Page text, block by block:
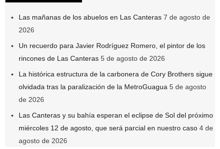
Las mañanas de los abuelos en Las Canteras 7 de agosto de
2026
Un recuerdo para Javier Rodríguez Romero, el pintor de los
rincones de Las Canteras 5 de agosto de 2026
La histórica estructura de la carbonera de Cory Brothers sigue
olvidada tras la paralización de la MetroGuagua 5 de agosto
de 2026
Las Canteras y su bahía esperan el eclipse de Sol del próximo
miércoles 12 de agosto, que será parcial en nuestro caso 4 de
agosto de 2026